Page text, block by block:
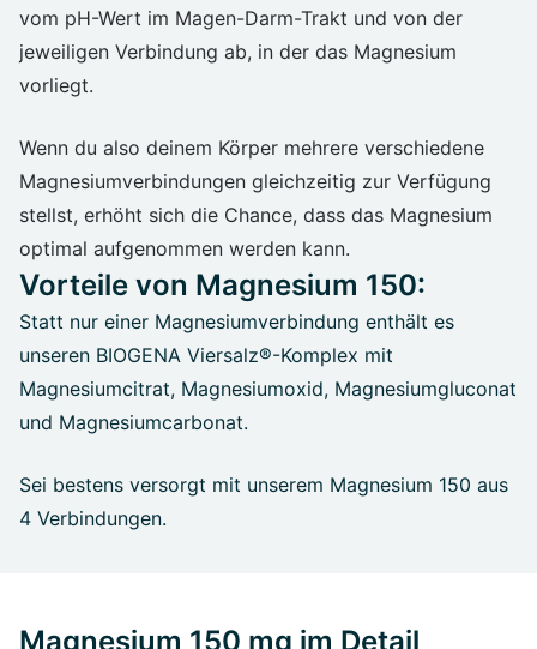
vom pH-Wert im Magen-Darm-Trakt und von der
jeweiligen Verbindung ab, in der das Magnesium
vorliegt.
Wenn du also deinem Körper mehrere verschiedene
Magnesiumverbindungen gleichzeitig zur Verfügung
stellst, erhöht sich die Chance, dass das Magnesium
optimal aufgenommen werden kann.
Vorteile von Magnesium 150:
Statt nur einer Magnesiumverbindung enthält es
unseren BIOGENA Viersalz®-Komplex mit
Magnesiumcitrat, Magnesiumoxid, Magnesiumgluconat
und Magnesiumcarbonat.
Sei bestens versorgt mit unserem Magnesium 150 aus
4 Verbindungen.
Magnesium 150 mg im Detail